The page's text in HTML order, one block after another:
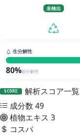
未検出
生分解性
80%易分解性
SCORE
解析スコア一覧
成分数 49
植物エキス 3
コスパ